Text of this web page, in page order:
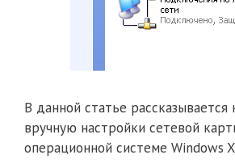
В данной статье рассказывается
вручную настройки сетевой
операционной системе Windows